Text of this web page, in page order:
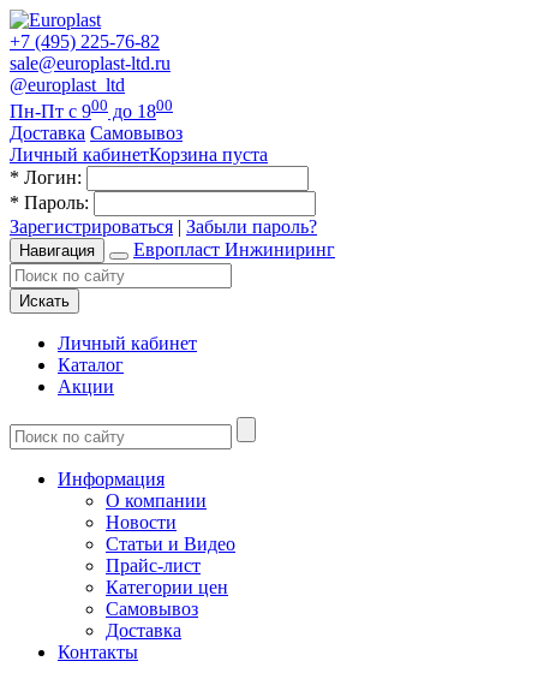
+7 (495) 225-76-82
sale@europlast-ltd.ru
@europlast_ltd
Пн-Пт с 900 до 1800
Доставка Самовывоз
Личный кабинетКорзина пуста
* Логин:
* Пароль:
Зарегистрироваться | Забыли пароль?
Навигация Европласт Инжиниринг
Искать
Личный кабинет
Каталог
Акции
Информация
О компании
Новости
Статьи и Видео
Прайс-лист
Категории цен
Самовывоз
Доставка
Контакты